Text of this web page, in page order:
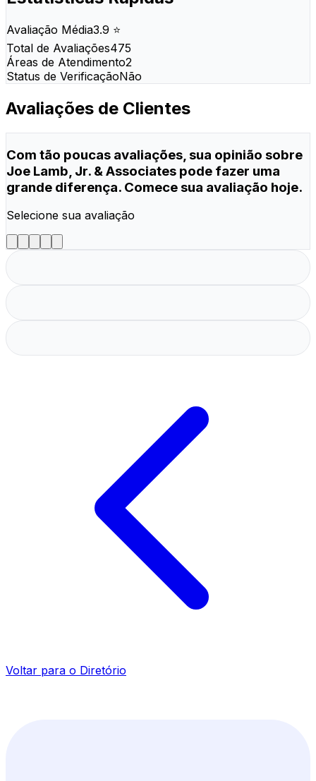
Avaliação Média3.9 ⭐
Total de Avaliações475
Áreas de Atendimento2
Status de VerificaçãoNão
Avaliações de Clientes
Com tão poucas avaliações, sua opinião sobre
Joe Lamb, Jr. & Associates pode fazer uma
grande diferença. Comece sua avaliação hoje.
Selecione sua avaliação
Voltar para o Diretório